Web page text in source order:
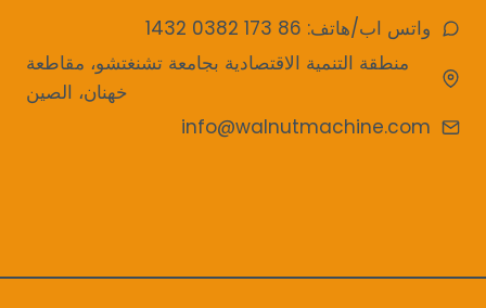
واتس اب/هاتف: 86 173 0382 1432
منطقة التنمية الاقتصادية بجامعة تشنغتشو، مقاطعة
خهنان، الصين
info@walnutmachine.com